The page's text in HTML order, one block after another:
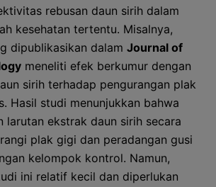
rebusan daun sirih dalam
kesehatan tertentu. Misalnya,
dipublikasikan dalam Journal of
meneliti efek berkumur dengan
sirih terhadap pengurangan plak
Hasil studi menunjukkan bahwa
larutan ekstrak daun sirih secara
plak gigi dan peradangan gusi
kelompok kontrol. Namun,
ini relatif kecil dan diperlukan